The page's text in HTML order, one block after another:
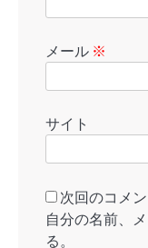
メール ※
サイト
次回のコメ
自分の名前、
る。